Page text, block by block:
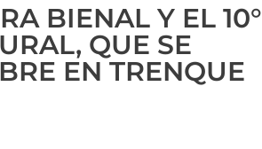
BIENAL Y EL 10°
QUE SE
EN TRENQUE